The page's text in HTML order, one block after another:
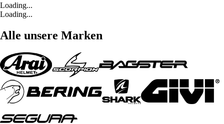
Loading...
Loading...
Alle unsere Marken